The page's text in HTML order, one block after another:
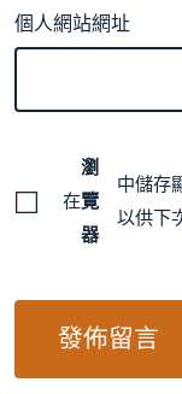
個人網站網址
在
瀏
覽
器
中儲存
以供下